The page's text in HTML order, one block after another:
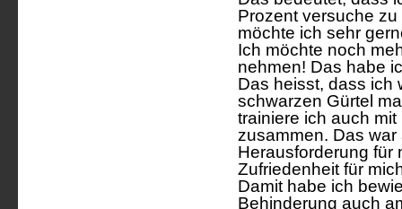
Prozent versuche
möchte ich sehr
Ich möchte noch
nehmen! Das habe
Das heisst, dass ich
schwarzen Gürtel
trainiere ich auch
zusammen. Das
Herausforderung für
Zufriedenheit für
Damit habe ich
Behinderung auch